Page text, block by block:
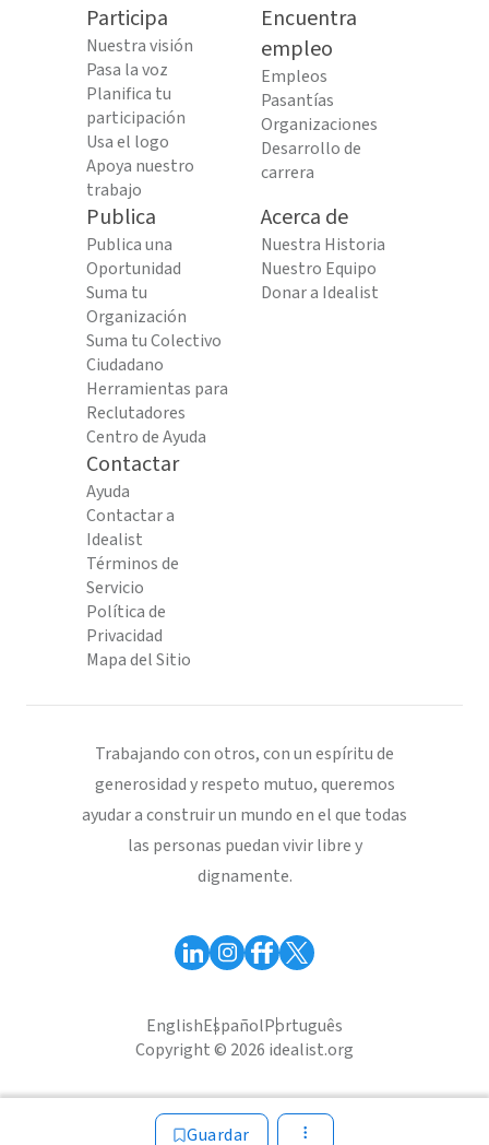
Guardar
Participa
Nuestra visión
Pasa la voz
Planifica tu
participación
Usa el logo
Apoya nuestro
trabajo
Encuentra
empleo
Empleos
Pasantías
Organizaciones
Desarrollo de
carrera
Publica
Publica una
Oportunidad
Suma tu
Organización
Suma tu Colectivo
Ciudadano
Herramientas para
Reclutadores
Centro de Ayuda
Acerca de
Nuestra Historia
Nuestro Equipo
Donar a Idealist
Contactar
Ayuda
Contactar a
Idealist
Términos de
Servicio
Política de
Privacidad
Mapa del Sitio
Trabajando con otros, con un espíritu de
generosidad y respeto mutuo, queremos
ayudar a construir un mundo en el que todas
las personas puedan vivir libre y
dignamente.
EnglishEspañolPortuguês
Copyright © 2026 idealist.org